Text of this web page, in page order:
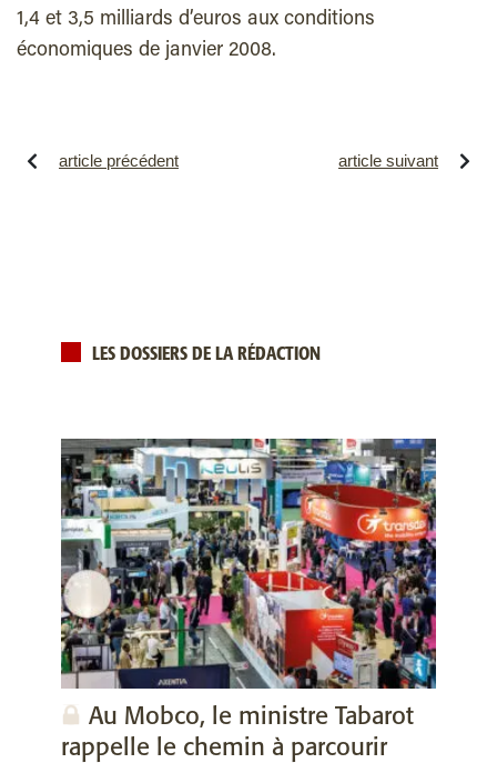
1,4 et 3,5 milliards d’euros aux conditions
économiques de janvier 2008.
article précédent article suivant
LES DOSSIERS DE LA RÉDACTION
Au Mobco, le ministre Tabarot
rappelle le chemin à parcourir